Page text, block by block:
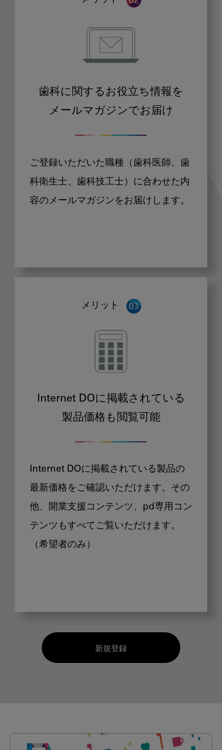
歯科に関するお役立ち情報を
メールマガジンでお届け
ご登録いただいた職種（歯科医師、歯
科衛生士、歯科技工士）に合わせた内
容のメールマガジンをお届けします。
メリット
Internet DOに掲載されている
製品価格も閲覧可能
Internet DOに掲載されている製品の
最新価格をご確認いただけます。その
他、開業支援コンテンツ、pd専用コン
テンツもすべてご覧いただけます。
（希望者のみ）
新規登録